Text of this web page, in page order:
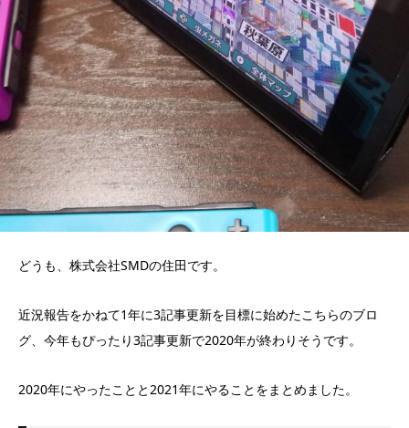
どうも、株式会社SMDの住田です。
近況報告をかねて1年に3記事更新を目標に始めたこちらのブロ
グ、今年もぴったり3記事更新で2020年が終わりそうです。
2020年にやったことと2021年にやることをまとめました。